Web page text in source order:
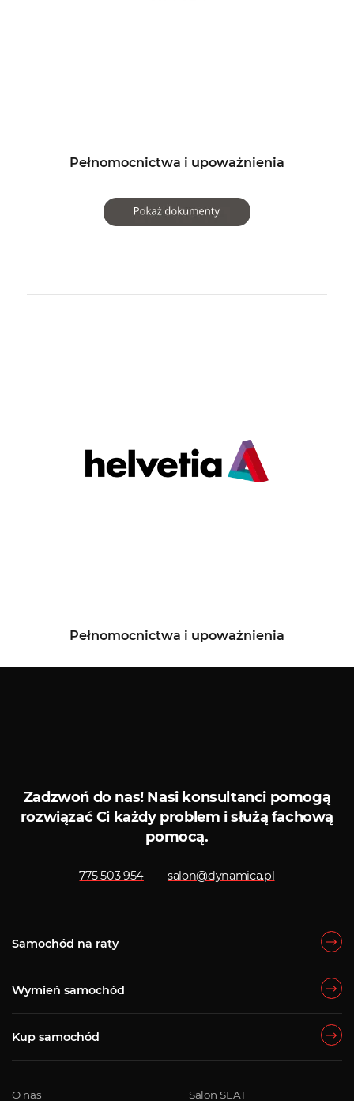
Pełnomocnictwa i upoważnienia
Pełnomocnictwa i upoważnienia
Zadzwoń do nas!Nasi konsultanci pomogą
rozwiązać Ci każdy problem i służą fachową
pomocą.
775 503 954 salon@dynamica.pl
Samochód na raty
Wymień samochód
Kup samochód
O nas Salon SEAT